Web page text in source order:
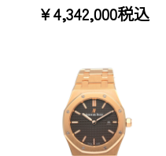
¥4,342,000税込